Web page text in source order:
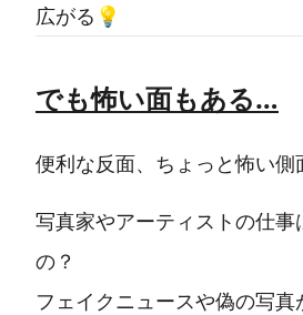
広がる💡
でも怖い面もある…
便利な反面、ちょっと怖い側
写真家やアーティストの仕事
の？
フェイクニュースや偽の写真